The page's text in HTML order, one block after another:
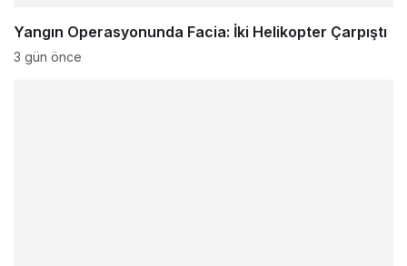
Yangın Operasyonunda Facia: İki Helikopter Çarpıştı
3 gün önce